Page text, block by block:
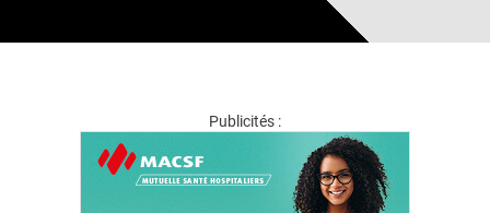
Publicités :